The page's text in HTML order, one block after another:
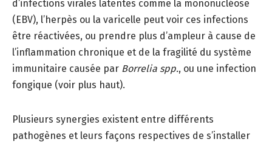
d’infections virales latentes comme la mononucléose
(EBV), l’herpès ou la varicelle peut voir ces infections
être réactivées, ou prendre plus d’ampleur à cause de
l’inflammation chronique et de la fragilité du système
immunitaire causée par Borrelia spp., ou une infection
fongique (voir plus haut).
Plusieurs synergies existent entre différents
pathogènes et leurs façons respectives de s’installer